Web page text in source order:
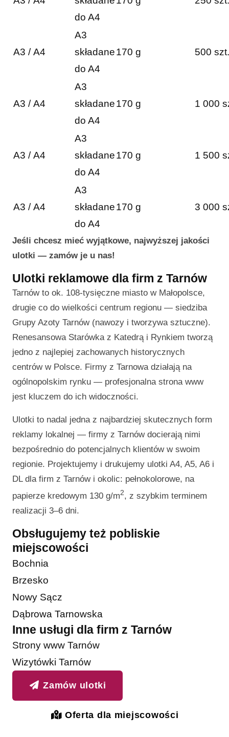
do A4
A3 / A4
A3
składane
do A4
170 g 500 szt.
A3 / A4
A3
składane
do A4
170 g 1 000
A3 / A4
A3
składane
do A4
170 g 1 500
A3 / A4
A3
składane
do A4
170 g 3 000
Jeśli chcesz mieć wyjątkowe, najwyższej jakości
ulotki — zamów je u nas!
Ulotki reklamowe dla firm z Tarnów
Tarnów to ok. 108-tysięczne miasto w Małopolsce,
drugie co do wielkości centrum regionu — siedziba
Grupy Azoty Tarnów (nawozy i tworzywa sztuczne).
Renesansowa Starówka z Katedrą i Rynkiem tworzą
jedno z najlepiej zachowanych historycznych
centrów w Polsce. Firmy z Tarnowa działają na
ogólnopolskim rynku — profesjonalna strona www
jest kluczem do ich widoczności.
Ulotki to nadal jedna z najbardziej skutecznych form
reklamy lokalnej — firmy z Tarnów docierają nimi
bezpośrednio do potencjalnych klientów w swoim
regionie. Projektujemy i drukujemy ulotki A4, A5, A6 i
DL dla firm z Tarnów i okolic: pełnokolorowe, na
papierze kredowym 130 g/m2, z szybkim terminem
realizacji 3–6 dni.
Obsługujemy też pobliskie
miejscowości
Bochnia
Brzesko
Nowy Sącz
Dąbrowa Tarnowska
Inne usługi dla firm z Tarnów
Strony www Tarnów
Wizytówki Tarnów
Zamów ulotki
Oferta dla miejscowości